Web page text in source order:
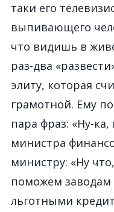
таки его
выпивающего
что видишь в
раз-два
элиту, которая
грамотной. Ему
пара фраз: «Ну-
министра
министру: «Ну
поможем заводам
льготными